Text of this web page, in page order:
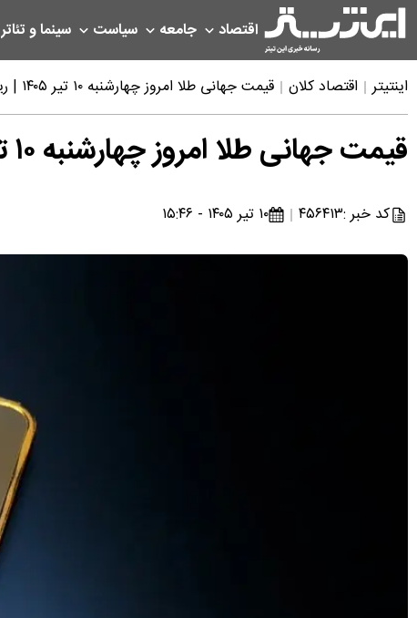
اقتصاد جامعه سیاست سینما و تئاتر
اینتیتر اقتصاد کلان قیمت جهانی طلا امروز چهارشنبه ۱۰ تیر ۱۴۰۵ | ریزش قیمت طلا شدت گرفت
قیمت جهانی طلا امروز چهارشنبه ۱۰ تیر ۱۴۰۵ | ریزش قیمت طلا شدت گرفت
کد خبر :۴۵۶۴۱۳ ۱۰ تیر ۱۴۰۵ - ۱۵:۴۶